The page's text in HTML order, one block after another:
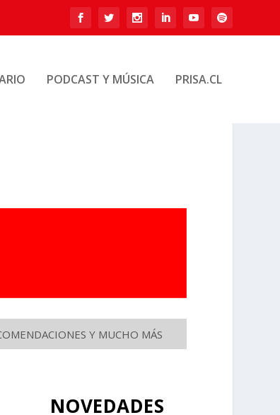
PODCAST Y MÚSICA PRISA.CL
Y MUCHO MÁS
NOVEDADES